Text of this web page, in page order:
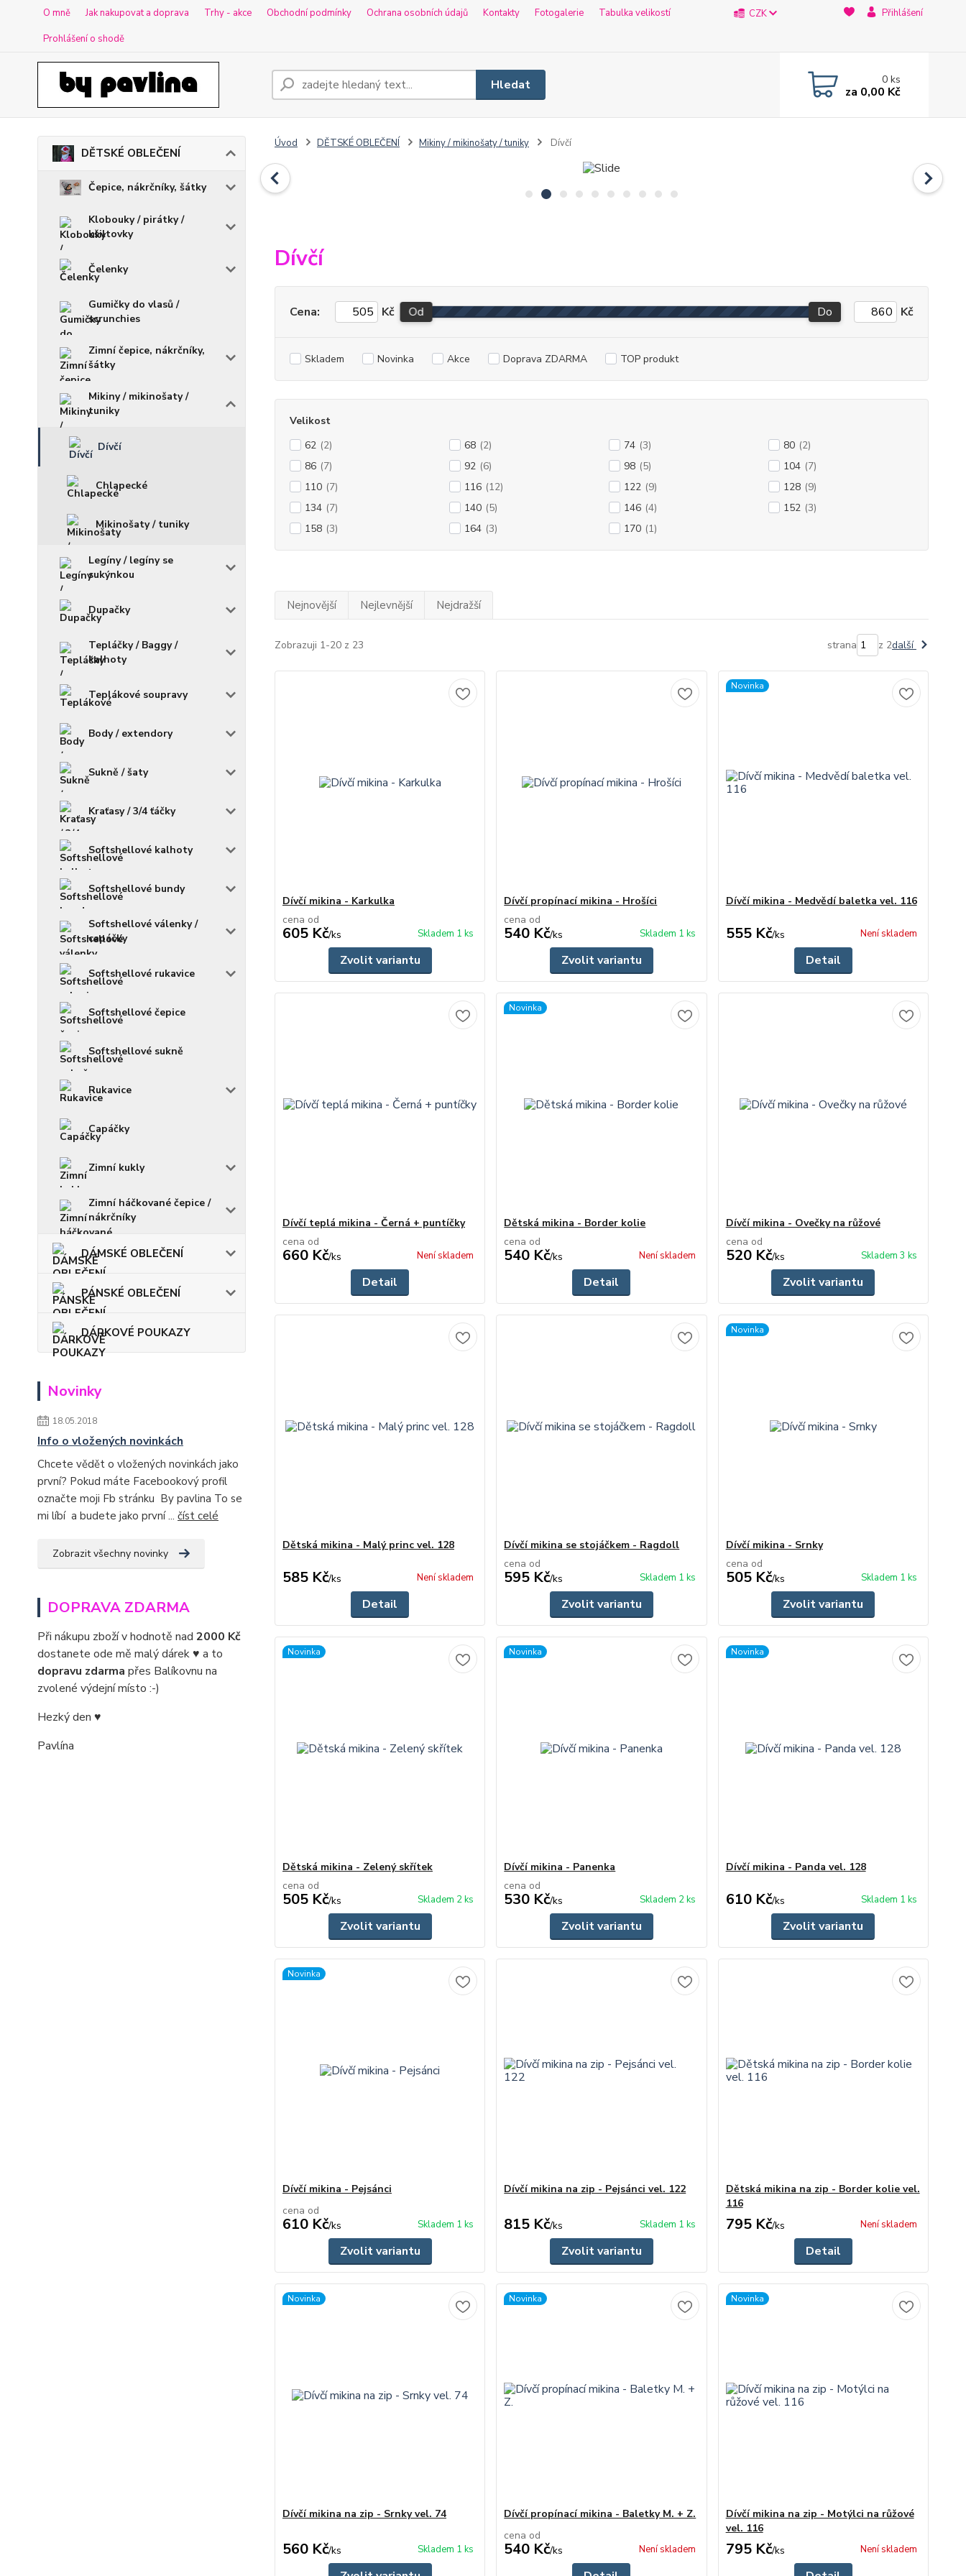
O mně Jak nakupovat a doprava Trhy - akce Obchodní podmínky Ochrana osobních údajů Kontakty Fotogalerie
Tabulka velikostí
Prohlášení o shodě
CZK Přihlášení
Hledat 0ks
za 0,00 Kč
DĚTSKÉ OBLEČENÍ
Čepice, nákrčníky, šátky
Klobouky / pirátky /
kšiltovky
Čelenky
Gumičky do vlasů /
scrunchies
Zimní čepice, nákrčníky,
šátky
Mikiny / mikinošaty /
tuniky
Dívčí
Chlapecké
Mikinošaty / tuniky
Legíny / legíny se
sukýnkou
Dupačky
Tepláčky / Baggy /
kalhoty
Teplákové soupravy
Body / extendory
Sukně / šaty
Kraťasy / 3/4 ťáčky
Softshellové kalhoty
Softshellové bundy
Softshellové válenky /
capáčky
Softshellové rukavice
Softshellové čepice
Softshellové sukně
Rukavice
Capáčky
Zimní kukly
Zimní háčkované čepice /
nákrčníky
DÁMSKÉ OBLEČENÍ
PÁNSKÉ OBLEČENÍ
DÁRKOVÉ POUKAZY
Novinky
18.05.2018
Info o vložených novinkách
Chcete vědět o vložených novinkách jako
první? Pokud máte Facebookový profil
označte moji Fb stránku By pavlina To se
mi líbí a budete jako první ... číst celé
Zobrazit všechny novinky
DOPRAVA ZDARMA
Při nákupu zboží v hodnotě nad 2000 Kč
dostanete ode mě malý dárek ♥ a to
dopravu zdarma přes Balíkovnu na
zvolené výdejní místo :-)
Hezký den ♥
Pavlína
Úvod DĚTSKÉ OBLEČENÍ Mikiny / mikinošaty / tuniky Dívčí
Dívčí
Cena: Kč Od Do Kč
Skladem Novinka Akce Doprava ZDARMA TOP produkt
Velikost
62 (2) 68 (2) 74 (3) 80 (2)
86 (7) 92 (6) 98 (5) 104 (7)
110 (7) 116 (12) 122 (9) 128 (9)
134 (7) 140 (5) 146 (4) 152 (3)
158 (3) 164 (3) 170 (1)
Nejnovější Nejlevnější Nejdražší
Zobrazuji 1-20 z 23 strana z 2další
Dívčí mikina - Karkulka
cena od
605 Kč/ks Skladem 1 ks
Zvolit variantu
Dívčí propínací mikina - Hrošíci
cena od
540 Kč/ks Skladem 1 ks
Zvolit variantu
Novinka
Dívčí mikina - Medvědí baletka vel. 116
555 Kč/ks Není skladem
Detail
Dívčí teplá mikina - Černá + puntíčky
cena od
660 Kč/ks Není skladem
Detail
Novinka
Dětská mikina - Border kolie
cena od
540 Kč/ks Není skladem
Detail
Dívčí mikina - Ovečky na růžové
cena od
520 Kč/ks Skladem 3 ks
Zvolit variantu
Dětská mikina - Malý princ vel. 128
585 Kč/ks Není skladem
Detail
Dívčí mikina se stojáčkem - Ragdoll
cena od
595 Kč/ks Skladem 1 ks
Zvolit variantu
Novinka
Dívčí mikina - Srnky
cena od
505 Kč/ks Skladem 1 ks
Zvolit variantu
Novinka
Dětská mikina - Zelený skřítek
cena od
505 Kč/ks Skladem 2 ks
Zvolit variantu
Novinka
Dívčí mikina - Panenka
cena od
530 Kč/ks Skladem 2 ks
Zvolit variantu
Novinka
Dívčí mikina - Panda vel. 128
610 Kč/ks Skladem 1 ks
Zvolit variantu
Novinka
Dívčí mikina - Pejsánci
cena od
610 Kč/ks Skladem 1 ks
Zvolit variantu
Dívčí mikina na zip - Pejsánci vel. 122
815 Kč/ks Skladem 1 ks
Zvolit variantu
Dětská mikina na zip - Border kolie vel.
116
795 Kč/ks Není skladem
Detail
Novinka
Dívčí mikina na zip - Srnky vel. 74
560 Kč/ks Skladem 1 ks
Novinka
Dívčí propínací mikina - Baletky M. + Z.
cena od
540 Kč/ks Není skladem
Novinka
Dívčí mikina na zip - Motýlci na růžové
vel. 116
795 Kč/ks Není skladem